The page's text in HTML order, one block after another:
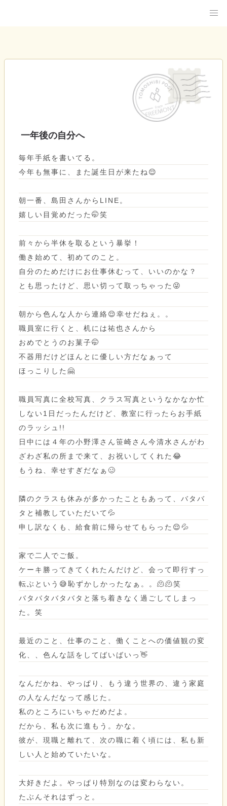
一年後の自分へ
毎年手紙を書いてる。
今年も無事に、また誕生日が来たね😌
朝一番、島田さんからLINE。
嬉しい目覚めだった🤭笑
前々から半休を取るという暴挙！
働き始めて、初めてのこと。
自分のためだけにお仕事休むって、いいのかな？
とも思ったけど、思い切って取っちゃった😜
朝から色んな人から連絡😌幸せだねぇ。。
職員室に行くと、机には祐也さんから
おめでとうのお菓子🤭
不器用だけどほんとに優しい方だなぁって
ほっこりした🤗
職員写真に全校写真、クラス写真というなかなか忙
しない1日だったんだけど、教室に行ったらお手紙
のラッシュ!!
日中には４年の小野澤さん笹崎さん今清水さんがわ
ざわざ私の所まで来て、お祝いしてくれた😂
もうね、幸せすぎだなぁ🥴
隣のクラスも休みが多かったこともあって、バタバ
タと補教していただいて💦
申し訳なくも、給食前に帰らせてもらった😌💦
家で二人でご飯。
ケーキ勝ってきてくれたんだけど、会って即行すっ
転ぶという😅恥ずかしかったなぁ。。🫠🫠笑
バタバタバタバタと落ち着きなく過ごしてしまっ
た。笑
最近のこと、仕事のこと、働くことへの価値観の変
化、、色んな話をしてばいばいっ👋
なんだかね、やっぱり、もう違う世界の、違う家庭
の人なんだなって感じた。
私のところにいちゃだめだよ。
だから、私も次に進もう。かな。
彼が、現職と離れて、次の職に着く頃には、私も新
しい人と始めていたいな。
大好きだよ。やっぱり特別なのは変わらない。
たぶんそれはずっと。